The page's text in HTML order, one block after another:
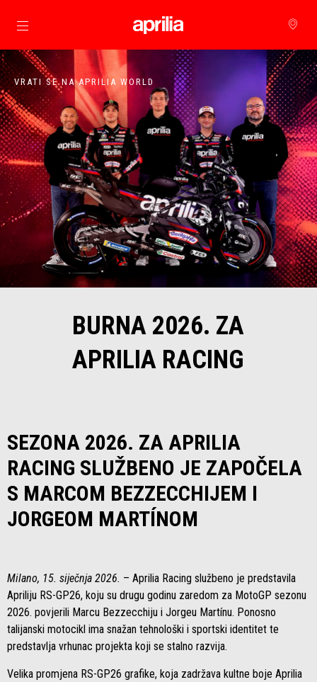
Idi na glavni izbornik
VRATI SE NA APRILIA WORLD
BURNA 2026. ZA
APRILIA RACING
SEZONA 2026. ZA APRILIA
RACING SLUŽBENO JE ZAPOČELA
S MARCOM BEZZECCHIJEM I
JORGEOM MARTÍNOM
Milano, 15. siječnja 2026. – Aprilia Racing službeno je predstavila
Apriliju RS-GP26, koju su drugu godinu zaredom za MotoGP sezonu
2026. povjerili Marcu Bezzecchiju i Jorgeu Martínu. Ponosno
talijanski motocikl ima snažan tehnološki i sportski identitet te
predstavlja vrhunac projekta koji se stalno razvija.
Velika promjena RS-GP26 grafike, koja zadržava kultne boje Aprilia